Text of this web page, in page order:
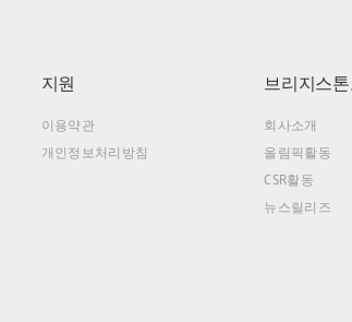
지원
이용약관
개인정보처리방침
브리지스
회사소개
올림픽활동
CSR활동
뉴스릴리즈